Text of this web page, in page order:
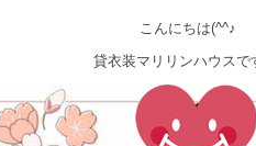
こんにちは(^^♪
貸衣装マリリンハウスで